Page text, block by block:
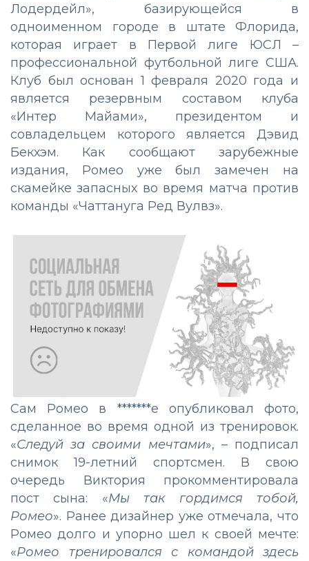
Лодердейл», базирующейся в
одноименном городе в штате Флорида,
которая играет в Первой лиге ЮСЛ –
профессиональной футбольной лиге США.
Клуб был основан 1 февраля 2020 года и
является резервным составом клуба
«Интер Майами», президентом и
совладельцем которого является Дэвид
Бекхэм. Как сообщают зарубежные
издания, Ромео уже был замечен на
скамейке запасных во время матча против
команды «Чаттануга Ред Вулвз».
Сам Ромео в *******е опубликовал фото,
сделанное во время одной из тренировок.
«Следуй за своими мечтами», – подписал
снимок 19-летний спортсмен. В свою
очередь Виктория прокомментировала
пост сына: «Мы так гордимся тобой,
Ромео». Ранее дизайнер уже отмечала, что
Ромео долго и упорно шел к своей мечте:
«Ромео тренировался с командой здесь